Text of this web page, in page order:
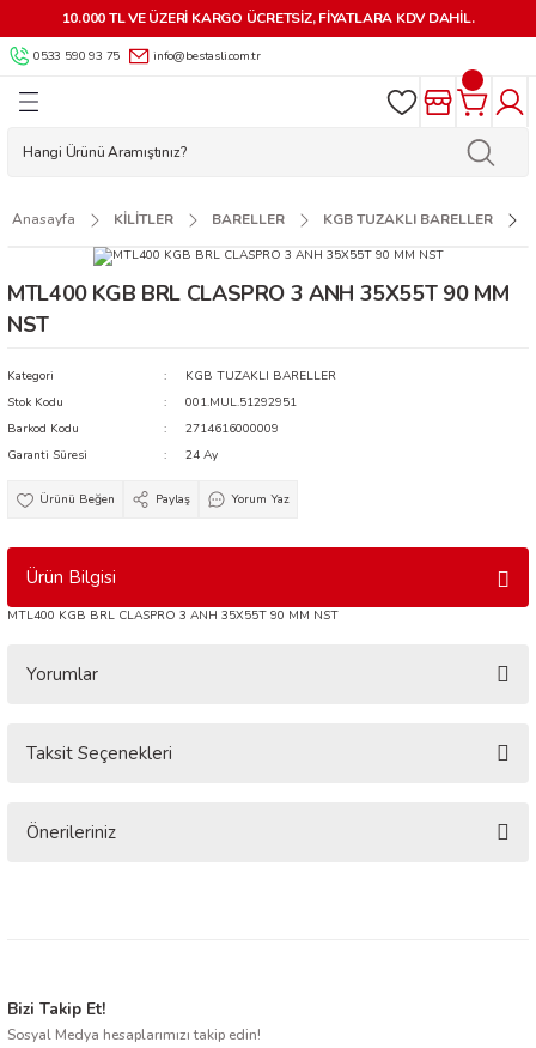
10.000 TL VE ÜZERİ KARGO ÜCRETSİZ, FİYATLARA KDV DAHİL.
0533 590 93 75 info@bestasli.com.tr
Geri Dön
APARATLARI
Geri Dön
Geri Dön
YEDEK PARÇA VE AKSESUARLARI
GÖSTERGEÇLER-
Geri Dön
ANAHTARLARI
Geri Dön
AKSESUARLARI
VE AKSESUARLARI
ÜRÜNLER
Geri Dön
OTO KİLİT
Geri Dön
MAKİNELERİ
MAKİNELERİ
PARÇALARI
MAKİNELERİ
Geri Dön
Anasayfa KİLİTLER BARELLER KGB TUZAKLI BARELLER
MTL400 KGB BRL CLASPRO 3 ANH 35X55T 90 MM
NST
Kategori
KGB TUZAKLI BARELLER
Stok Kodu
001.MUL.51292951
Barkod Kodu
2714616000009
Garanti Süresi
24 Ay
Paylaş Yorum Yaz
Ürün Bilgisi
MTL400 KGB BRL CLASPRO 3 ANH 35X55T 90 MM NST
Yorumlar
Bu ürüne ilk yorumu siz yapın!
Taksit Seçenekleri
Önerileriniz
Ürün resmi kalitesiz, bozuk veya görüntülenemiyor.
Ürün açıklamasında eksik bilgiler bulunuyor.
Bizi Takip Et!
Sosyal Medya hesaplarımızı takip edin!